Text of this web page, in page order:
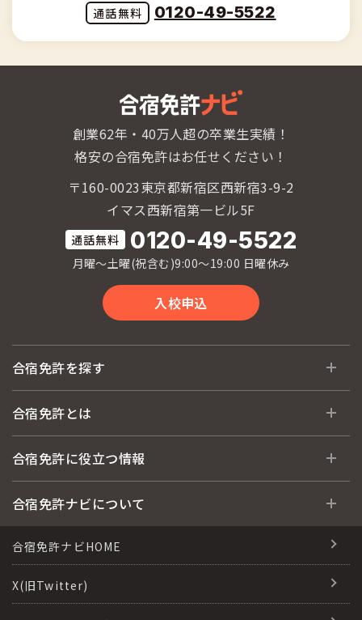
0120-49-5522
創業62年・40万人超の卒業生実績！
格安の合宿免許はお任せください！
〒160-0023東京都新宿区西新宿3-9-2
イマス西新宿第一ビル5F
0120-49-5522
月曜〜土曜(祝含む)9:00〜19:00 日曜休み
入校申込
合宿免許を探す
全国 教習所一覧
運転免許の種類(車種)
格安シーズン料金
出発地別おすすめ校
合宿免許とは
合宿免許とは
合宿免許選びのアドバイス
合宿免許の入校までの流れ
合宿免許での免許取得の流れ
合宿免許に役立つ情報
合宿免許に役立つ情報
免許取消・失効による再取得
合宿免許ナビについて
会社情報・代表メッセージ
会社概要
合宿免許ナビHOME
X(旧Twitter)